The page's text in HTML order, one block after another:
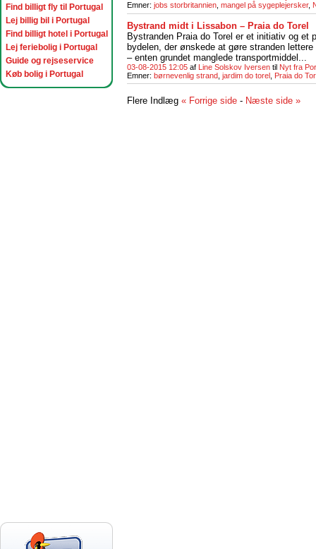
Find billigt fly til Portugal
Lej billig bil i Portugal
Find billigt hotel i Portugal
Lej feriebolig i Portugal
Guide og rejseservice
Køb bolig i Portugal
Emner: jobs storbritannien mangel på sygeplejersker,
Bystrand midt i Lissabon – Praia do Torel
Bystranden Praia do Torel er et initiativ og
bydelen, der ønskede at gøre stranden
– enten grundet manglede transportmiddel...
03-08-2015 12:05 af Line Solskov Iversen til Nyt fra
Emner: børnevenlig strand jardim do torel Praia do
Flere Indlæg « Forrige side - Næste side »